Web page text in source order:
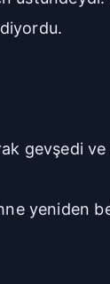
gevşedi ve
yeniden